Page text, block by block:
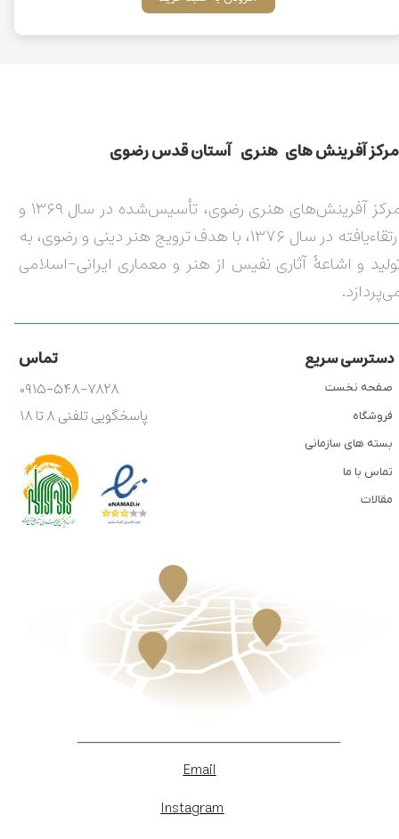
مركز آفرينش های هنری آستان قدس رضوی​​​​​​​​​​​​​​
مرکز آفرینش‌های هنری رضوی، تأسیس‌شده در سال ۱۳۶۹ و
ارتقاءیافته در سال ۱۳۷۶، با هدف ترویج هنر دینی و رضوی، به
و اشاعۀ آثاری نفیس از هنر و معماری ایرانی-اسلامی
دسترسی سریع تماس
۰۹۱۵-۵۴۸-۷۸۲۸
پاسخگویی تلفنی ۸ تا ۱۸
صفحه نخست
فروشگاه
بسته های سازمانی
تماس با ما
مقالات
Email
Instagram